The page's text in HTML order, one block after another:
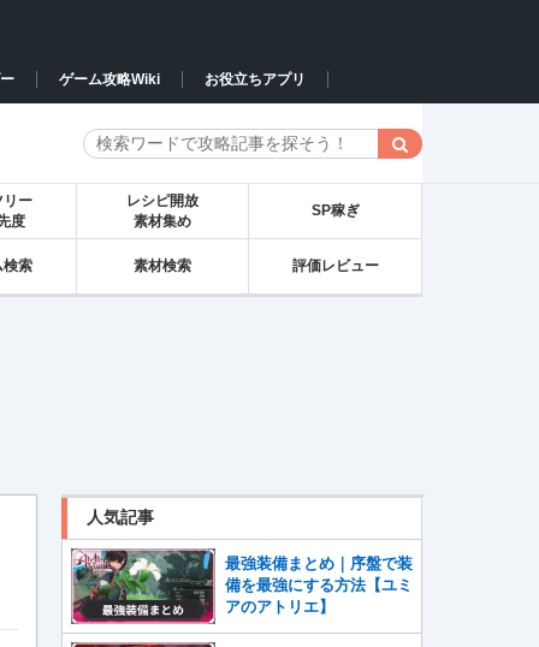
ゲーム攻略Wiki お役立ちアプリ
リー
度
レシピ開放
素材集め
SP稼ぎ
検索 素材検索 評価レビュー
人気記事
最強装備まとめ｜序盤で装
備を最強にする方法【ユミ
アのアトリエ】